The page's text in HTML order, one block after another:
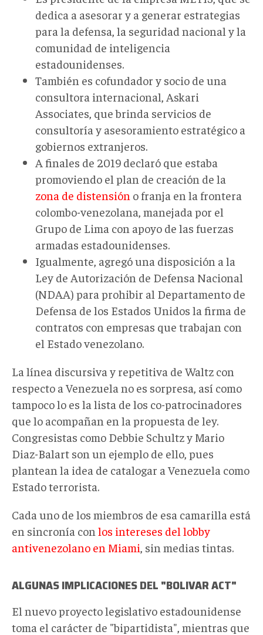
dedica a asesorar y a generar estrategias
para la defensa, la seguridad nacional y la
comunidad de inteligencia
estadounidenses.
También es cofundador y socio de una
consultora internacional, Askari
Associates, que brinda servicios de
consultoría y asesoramiento estratégico a
gobiernos extranjeros.
A finales de 2019 declaró que estaba
promoviendo el plan de creación de la
zona de distensión o franja en la frontera
colombo-venezolana, manejada por el
Grupo de Lima con apoyo de las fuerzas
armadas estadounidenses.
Igualmente, agregó una disposición a la
Ley de Autorización de Defensa Nacional
(NDAA) para prohibir al Departamento de
Defensa de los Estados Unidos la firma de
contratos con empresas que trabajan con
el Estado venezolano.
La línea discursiva y repetitiva de Waltz con
respecto a Venezuela no es sorpresa, así como
tampoco lo es la lista de los co-patrocinadores
que lo acompañan en la propuesta de ley.
Congresistas como Debbie Schultz y Mario
Diaz-Balart son un ejemplo de ello, pues
plantean la idea de catalogar a Venezuela como
Estado terrorista.
Cada uno de los miembros de esa camarilla está
en sincronía con los intereses del lobby
antivenezolano en Miami , sin medias tintas.
ALGUNAS IMPLICACIONES DEL "BOLIVAR ACT"
El nuevo proyecto legislativo estadounidense
toma el carácter de "bipartidista", mientras que